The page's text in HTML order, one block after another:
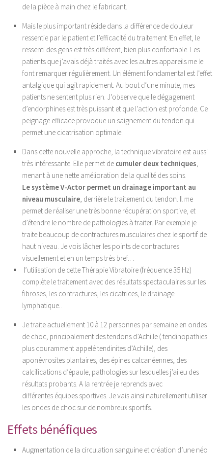
Régime Paléo
Régime Méditérranéen
Régime Sans Gluten
Mincir au Féminin / au Masculin
Les Programmes Fit
Gestion du Poids de Forme
Remise en Forme
Renforcement Musculaire & Gain de Masse
Coaching
Coaching Entreprise & Entreprenariat
Coaching Ergonomique
Coaching Mental
Coaching Sportif
Coaching Santé
Presse
Se connecter
de la pièce à main chez le fabricant.
Mais le plus important réside dans la différence de douleur
ressentie par le patient et l’efficacité du traitement !En effet, le
ressenti des gens est très différent, bien plus confortable. Les
patients que j’avais déjà traités avec les autres appareils me le
font remarquer régulièrement. Un élément fondamental est l’effet
antalgique qui agit rapidement. Au bout d’une minute, mes
patients ne sentent plus rien. J’observe que le dégagement
d’endorphines est très puissant et que l’action est profonde. Ce
peignage efficace provoque un saignement du tendon qui
permet une cicatrisation optimale.
Dans cette nouvelle approche, la technique vibratoire est aussi
très intéressante. Elle permet de cumuler deux techniques
menant à une nette amélioration de la qualité des soins.
Le système V-Actor permet un drainage important au
niveau musculaire , derrière le traitement du tendon. Il me
permet de réaliser une très bonne récupération sportive, et
d’étendre le nombre de pathologies à traiter. Par exemple je
traite beaucoup de contractures musculaires chez le sportif de
haut niveau. Je vois lâcher les points de contractures
visuellement et en un temps très bref…
l’utilisation de cette Thérapie Vibratoire (fréquence 35 Hz)
complète le traitement avec des résultats spectaculaires sur les
fibroses, les contractures, les cicatrices, le drainage
lymphatique..
Je traite actuellement 10 à 12 personnes par semaine en ondes
de choc, principalement des tendons d’Achille ( tendinopathies
plus couramment appelé tendinites d’Achille), des
aponévrosites plantaires, des épines calcanéennes, des
calcifications d’épaule, pathologies sur lesquelles j’ai eu des
résultats probants. A la rentrée je reprends avec
différentes équipes sportives. Je vais ainsi naturellement utiliser
les ondes de choc sur de nombreux sportifs.
Effets bénéfiques
Augmentation de la circulation sanguine et création d’une néo